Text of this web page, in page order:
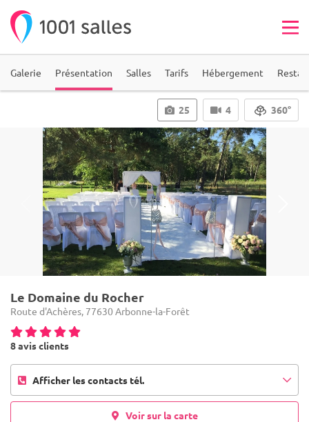
Galerie Présentation Salles Tarifs Hébergement
25 4 360°
Le Domaine du Rocher
Route d'Achères, 77630 Arbonne-la-Forêt
8 avis clients
Afficher les contacts tél.
Voir sur la carte